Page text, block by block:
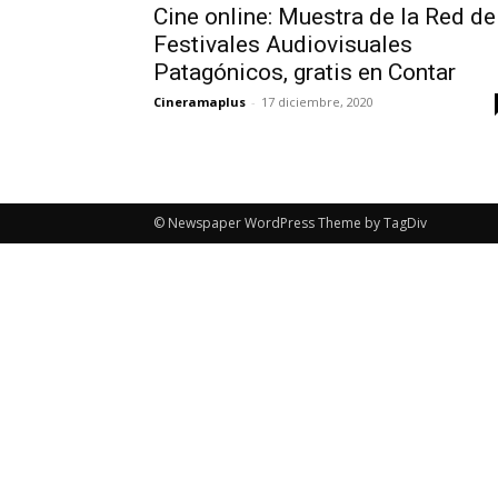
Cine online: Muestra de la Red de
Festivales Audiovisuales
Patagónicos, gratis en Contar
Cineramaplus - 17 diciembre, 2020
© Newspaper WordPress Theme by TagDiv